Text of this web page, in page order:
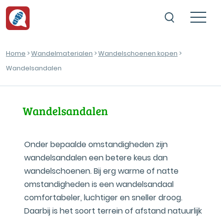
Home >Wandelmaterialen >Wandelschoenen kopen >
Wandelsandalen
Wandelsandalen
Onder bepaalde omstandigheden zijn
wandelsandalen een betere keus dan
wandelschoenen. Bij erg warme of natte
omstandigheden is een wandelsandaal
comfortabeler, luchtiger en sneller droog.
Daarbij is het soort terrein of afstand natuurlijk